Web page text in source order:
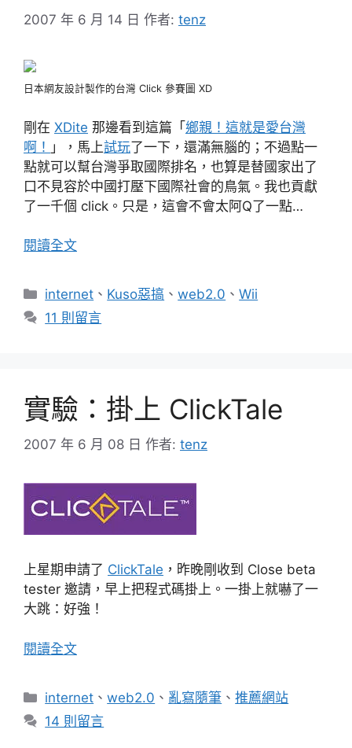
2007 年 6 月 14 日 作者: tenz
日本網友設計製作的台灣 Click 參賽圖 XD
剛在 XDite 那邊看到這篇「鄉親！這就是愛台灣
啊！ 」，馬上試玩了一下，還滿無腦的；不過點一
點就可以幫台灣爭取國際排名，也算是替國家出了
口不見容於中國打壓下國際社會的鳥氣。我也貢獻
了一千個 click。只是，這會不會太阿Q了一點…
閱讀全文
分
類
internet 、 Kuso惡搞 、web2.0 、Wii
11 則留言
實驗：掛上 ClickTale
2007 年 6 月 08 日 作者: tenz
上星期申請了 ClickTale ，昨晚剛收到 Close beta
tester 邀請，早上把程式碼掛上。一掛上就嚇了一
大跳：好強！
閱讀全文
分
類
internet 、web2.0 、 亂寫隨筆 、推薦網站
14 則留言